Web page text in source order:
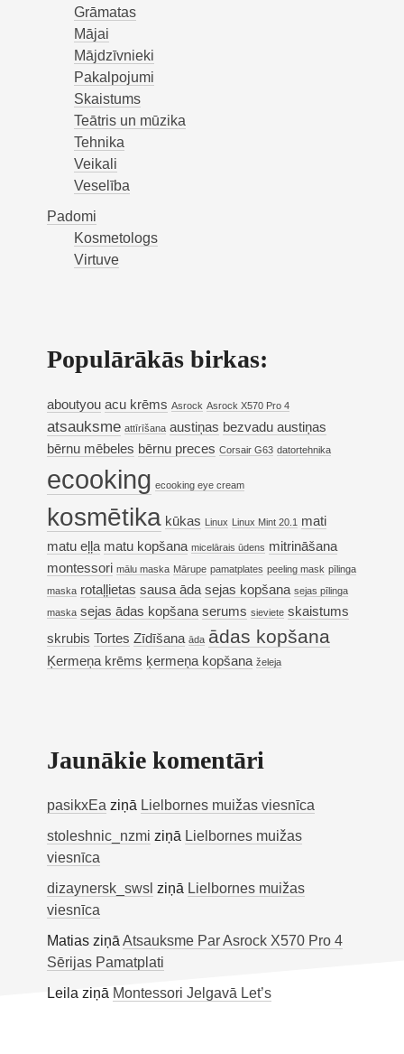
Grāmatas
Mājai
Mājdzīvnieki
Pakalpojumi
Skaistums
Teātris un mūzika
Tehnika
Veikali
Veselība
Padomi
Kosmetologs
Virtuve
Populārākās birkas:
aboutyou acu krēms Asrock Asrock X570 Pro 4
atsauksme attīrīšana austiņas bezvadu austiņas
bērnu mēbeles bērnu preces Corsair G63 datortehnika
ecooking ecooking eye cream
kosmētika kūkas Linux Linux Mint 20.1
mati
matu eļļa matu kopšana micelārais ūdens mitrināšana
montessori mālu maska Mārupe pamatplates peeling mask pīlinga
maska rotaļļietas sausa āda sejas kopšana sejas pīlinga
maska sejas ādas kopšana serums sieviete skaistums
skrubis Tortes Zīdīšana āda ādas kopšana
Ķermeņa krēms ķermeņa kopšana želeja
Jaunākie komentāri
pasikxEa ziņā Lielbornes muižas viesnīca
stoleshnic_nzmi ziņā Lielbornes muižas
viesnīca
dizaynersk_swsl ziņā Lielbornes muižas
viesnīca
Matias ziņāAtsauksme Par Asrock X570 Pro 4
Sērijas Pamatplati
Leila ziņā Montessori Jelgavā Let’s